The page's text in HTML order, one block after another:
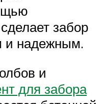
забор
и надежным.
и
для забора